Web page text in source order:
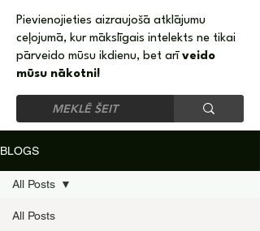
Pievienojieties aizraujošā atklājumu
ceļojumā, kur mākslīgais intelekts ne tikai
pārveido mūsu ikdienu, bet arī veido
mūsu nākotni!
BLOGS
All Posts
All Posts